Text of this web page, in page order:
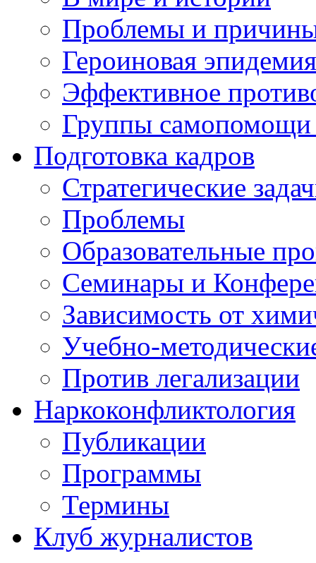
Проблемы и
Героиновая эпидемия
Эффективное
Группы самопомощи
Подготовка кадров
Стратегические
Проблемы
Образовательные
Семинары и
Зависимость от
Учебно-
Против легализации
Наркоконфликтология
Публикации
Программы
Термины
Клуб журналистов